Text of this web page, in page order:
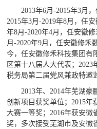
2013年6月-2015年3月
2015年3月-2019年8月，任
年8月-2020年4月，任安徽
月-2020年9月，任安徽修禾
今，任安徽修禾科技集团有
区第十八届人大代表；
税务局第二届党风兼政特邀
2013年、2014年芜湖
创新项目获奖单位；2015年
大赛一等奖；2016年获安徽
奖，多次接受芜湖市及安徽